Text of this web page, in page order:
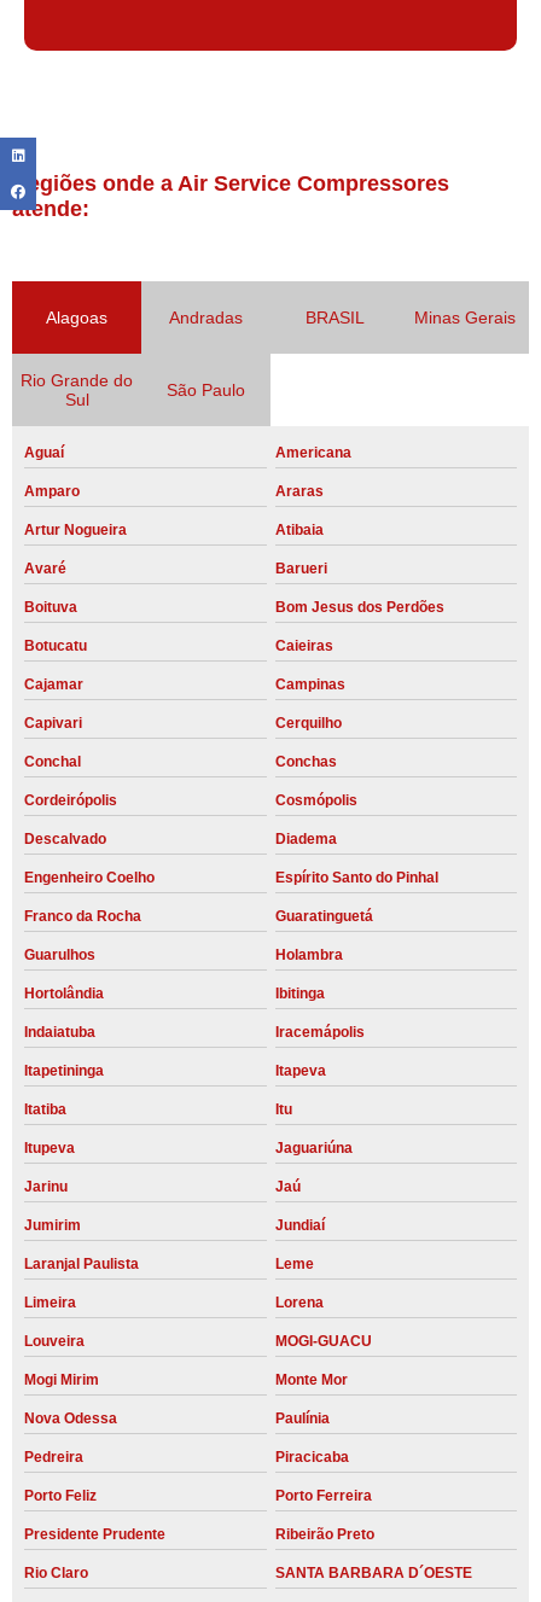
Regiões onde a Air Service Compressores
atende:
Alagoas Andradas BRASIL Minas Gerais
Rio Grande do
Sul
São Paulo
Aguaí Americana
Amparo Araras
Artur Nogueira Atibaia
Avaré Barueri
Boituva Bom Jesus dos Perdões
Botucatu Caieiras
Cajamar Campinas
Capivari Cerquilho
Conchal Conchas
Cordeirópolis Cosmópolis
Descalvado Diadema
Engenheiro Coelho Espírito Santo do Pinhal
Franco da Rocha Guaratinguetá
Guarulhos Holambra
Hortolândia Ibitinga
Indaiatuba Iracemápolis
Itapetininga Itapeva
Itatiba Itu
Itupeva Jaguariúna
Jarinu Jaú
Jumirim Jundiaí
Laranjal Paulista Leme
Limeira Lorena
Louveira MOGI-GUACU
Mogi Mirim Monte Mor
Nova Odessa Paulínia
Pedreira Piracicaba
Porto Feliz Porto Ferreira
Presidente Prudente Ribeirão Preto
Rio Claro SANTA BARBARA D´OESTE